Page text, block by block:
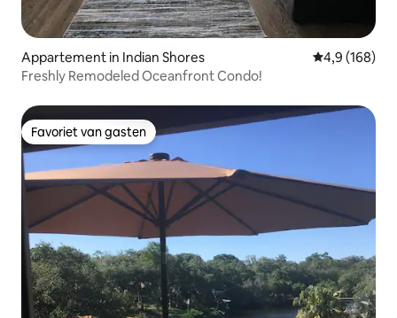
Appartement in Indian Shores Gemiddelde
4,9 (168)
Freshly Remodeled Oceanfront Condo!
Favoriet van gasten
Favoriet van gasten